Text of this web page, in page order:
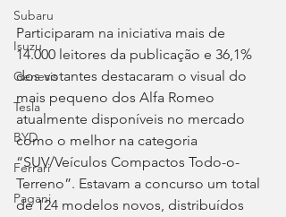
Subaru
Isuzu
Genesis
Tesla
BYD
Ferrari
Pagani
Participaram na iniciativa mais de
14.000 leitores da publicação e 36,1%
dos votantes destacaram o visual do
mais pequeno dos Alfa Romeo
atualmente disponíveis no mercado
como o melhor na categoria
“SUV/Veículos Compactos Todo-o-
Terreno”. Estavam a concurso um total
de 124 modelos novos, distribuídos